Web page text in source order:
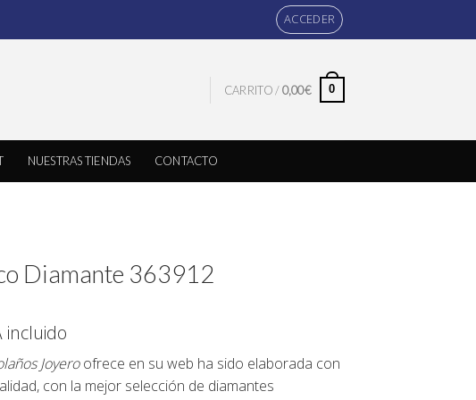
ACCEDER
CARRITO /0,00€ 0
NUESTRAS TIENDAS CONTACTO
Diamante 363912
incluido
Joyeroofrece en su web ha sido elaborada con
con la mejor selección de diamantes